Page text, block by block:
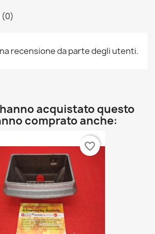
recensione da parte degli utenti.
acquistato questo
comprato anche:
favorite_border